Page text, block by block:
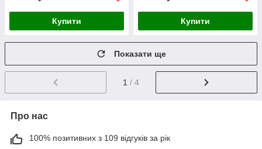
Купити Купити
Показати ще
1 / 4
Про нас
100% позитивних з 109 відгуків за рік